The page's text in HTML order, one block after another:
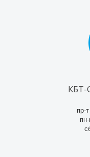
КБТ-
пр-